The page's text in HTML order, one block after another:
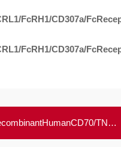
FcRH1/CD307a/
FcRH1/CD307a/
TNFSF7/CD27Ligand